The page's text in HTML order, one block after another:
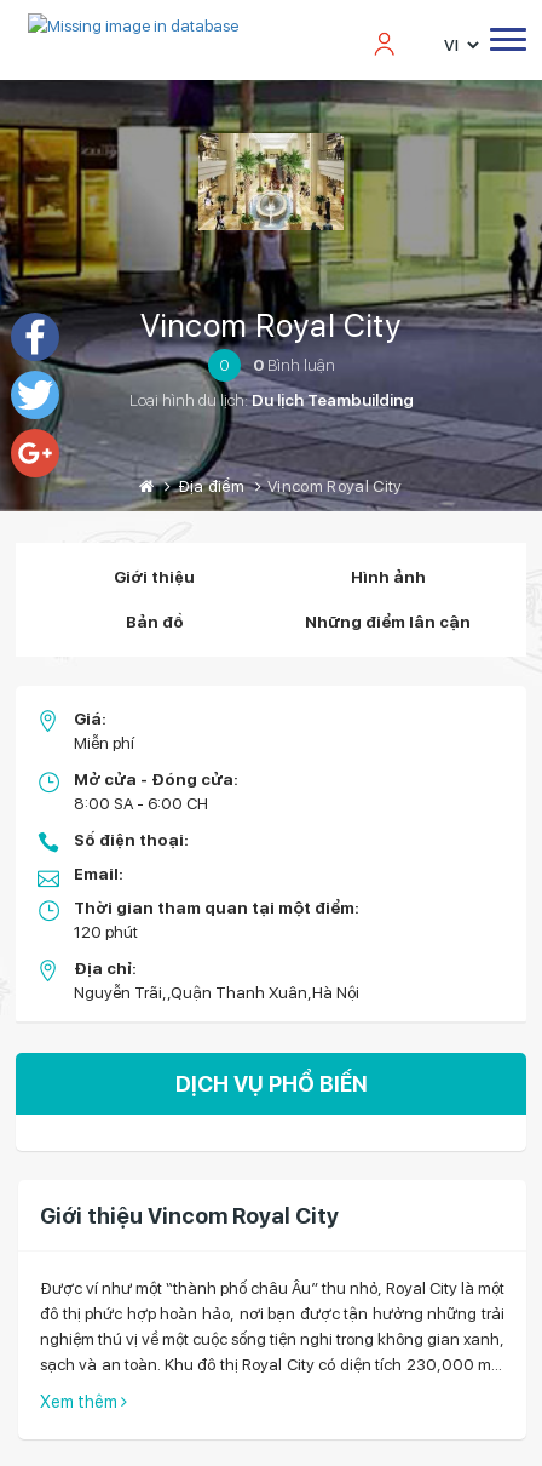
Facebook
Twitter
Google+
Vincom Royal City
0 0 Bình luận
Loại hình du lịch:Du lịch Teambuilding
Địa điểm Vincom Royal City
Giới thiệu Hình ảnh
Bản đồ Những điểm lân cận
Giá:
Miễn phí
Mở cửa - Đóng cửa:
8:00 SA - 6:00 CH
Số điện thoại:
Email:
Thời gian tham quan tại một điểm:
120 phút
Địa chỉ:
Nguyễn Trãi,,Quận Thanh Xuân,Hà Nội
DỊCH VỤ PHỔ BIẾN
Giới thiệu Vincom Royal City
Được ví như một “thành phố châu Âu” thu nhỏ, Royal City là một
đô thị phức hợp hoàn hảo, nơi bạn được tận hưởng những trải
nghiệm thú vị về một cuộc sống tiện nghi trong không gian xanh,
sạch và an toàn. Khu đô thị Royal City có diện tích 230,000 m2.
Vincom Mega Mall Royal City là Quần thể trung tâm thương mại
hàng, và trong đó có cả Công viên nước với 24.000 m2 ; Sân
Xem thêm